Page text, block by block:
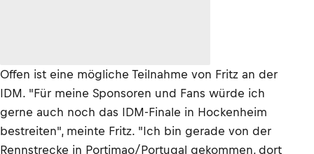
Offen ist eine mögliche Teilnahme von Fritz an der
IDM. "Für meine Sponsoren und Fans würde ich
gerne auch noch das IDM-Finale in Hockenheim
bestreiten", meinte Fritz. "Ich bin gerade von der
Rennstrecke in Portimao/Portugal gekommen, dort